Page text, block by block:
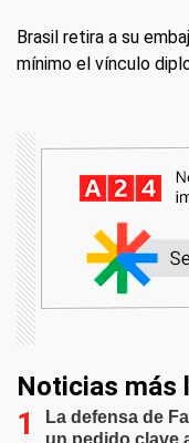
Brasil retira a su
mínimo el vínculo
Noticias más
La defensa de
un pedido clave